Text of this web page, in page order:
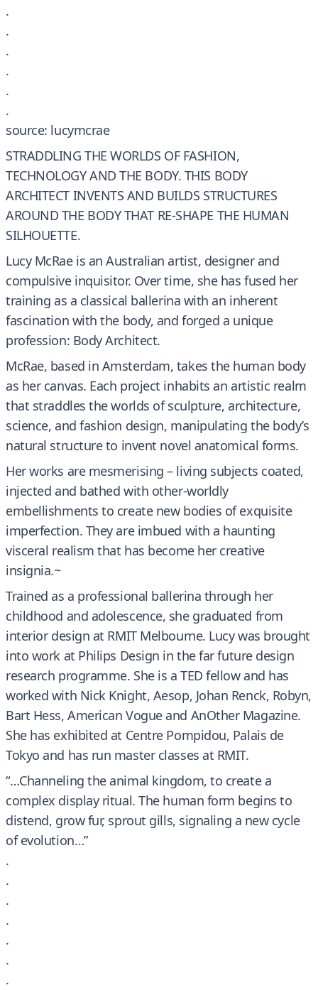
.
.
.
.
.
.
source: lucymcrae
STRADDLING THE WORLDS OF FASHION,
TECHNOLOGY AND THE BODY. THIS BODY
ARCHITECT INVENTS AND BUILDS STRUCTURES
AROUND THE BODY THAT RE-SHAPE THE HUMAN
SILHOUETTE.
Lucy McRae is an Australian artist, designer and
compulsive inquisitor. Over time, she has fused her
training as a classical ballerina with an inherent
fascination with the body, and forged a unique
profession: Body Architect.
McRae, based in Amsterdam, takes the human body
as her canvas. Each project inhabits an artistic realm
that straddles the worlds of sculpture, architecture,
science, and fashion design, manipulating the body’s
natural structure to invent novel anatomical forms.
Her works are mesmerising – living subjects coated,
injected and bathed with other-worldly
embellishments to create new bodies of exquisite
imperfection. They are imbued with a haunting
visceral realism that has become her creative
insignia.~
Trained as a professional ballerina through her
childhood and adolescence, she graduated from
interior design at RMIT Melbourne. Lucy was brought
into work at Philips Design in the far future design
research programme. She is a TED fellow and has
worked with Nick Knight, Aesop, Johan Renck, Robyn,
Bart Hess, American Vogue and AnOther Magazine.
She has exhibited at Centre Pompidou, Palais de
Tokyo and has run master classes at RMIT.
“…Channeling the animal kingdom, to create a
complex display ritual. The human form begins to
distend, grow fur, sprout gills, signaling a new cycle
of evolution…”
.
.
.
.
.
.
.